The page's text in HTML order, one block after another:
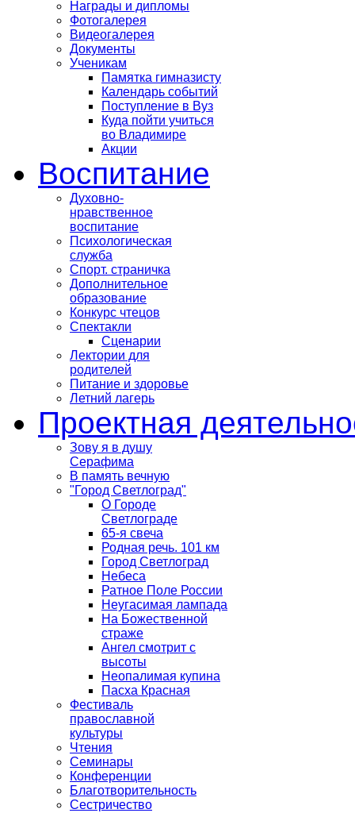
Награды и дипломы
Фотогалерея
Видеогалерея
Документы
Ученикам
Памятка гимназисту
Календарь событий
Поступление в Вуз
Куда пойти учиться
во Владимире
Акции
Воспитание
Духовно-
нравственное
воспитание
Психологическая
служба
Спорт. страничка
Дополнительное
образование
Конкурс чтецов
Спектакли
Сценарии
Лектории для
родителей
Питание и здоровье
Летний лагерь
Проектная
Зову я в душу
Серафима
В память вечную
"Город Светлоград"
О Городе
Светлограде
65-я свеча
Родная речь. 101 км
Город Светлоград
Небеса
Ратное Поле России
Неугасимая лампада
На Божественной
страже
Ангел смотрит с
высоты
Неопалимая купина
Пасха Красная
Фестиваль
православной
культуры
Чтения
Семинары
Конференции
Благотворительность
Сестричество